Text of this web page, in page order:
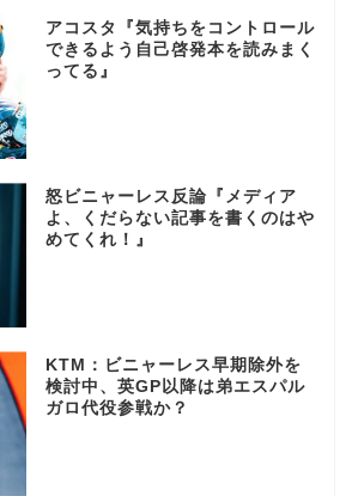
アコスタ『気持ちをコントロール
できるよう自己啓発本を読みまく
ってる』
怒ビニャーレス反論『メディア
よ、くだらない記事を書くのはや
めてくれ！』
KTM：ビニャーレス早期除外を
検討中、英GP以降は弟エスパル
ガロ代役参戦か？